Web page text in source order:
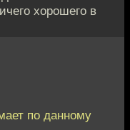
хорошего в
по данному